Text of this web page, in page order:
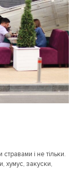
і не тільки.
хумус, закуски,